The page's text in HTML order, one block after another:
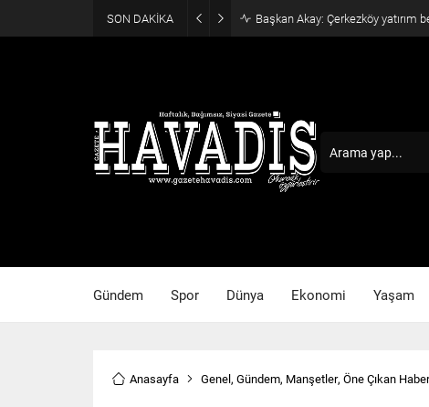
SON DAKİKA Haziran ayı ilk oturumu
Gündem Spor Dünya Ekonomi Yaşam
Anasayfa Genel, Gündem, Manşetler, Öne Çıkan